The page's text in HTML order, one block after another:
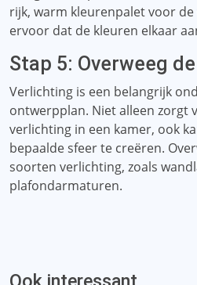
rijk, warm kleurenpalet voor
ervoor dat de kleuren elkaar
Stap 5: Overweeg
Verlichting is een belangrijk
ontwerpplan. Niet alleen zorgt
verlichting in een kamer, ook
bepaalde sfeer te creëren.
soorten verlichting, zoals
plafondarmaturen.